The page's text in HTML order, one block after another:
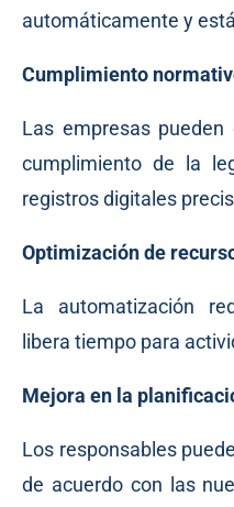
automáticamente y
Cumplimiento
Las empresas
cumplimiento de la
registros digitales
Optimización de
La automatización
libera tiempo para
Mejora en la
Los responsables
de acuerdo con las